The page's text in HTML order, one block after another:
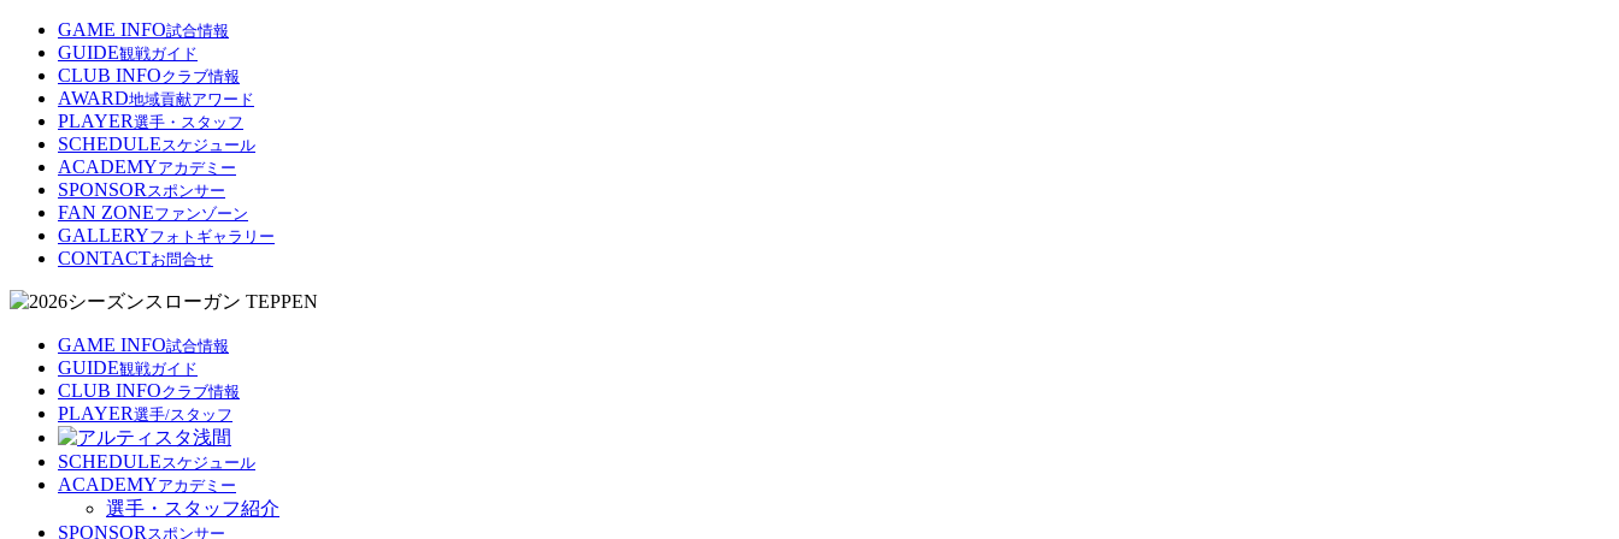
GAME INFO試合情報
GUIDE観戦ガイド
CLUB INFOクラブ情報
AWARD地域貢献アワード
PLAYER選手・スタッフ
SCHEDULEスケジュール
ACADEMYアカデミー
SPONSOR スポンサー
FAN ZONEファンゾーン
GALLERYフォトギャラリー
CONTACTお問合せ
GAME INFO試合情報
GUIDE観戦ガイド
CLUB INFOクラブ情報
PLAYER選手/スタッフ
SCHEDULEスケジュール
ACADEMYアカデミー
選手・スタッフ紹介
SPONSOR スポンサー